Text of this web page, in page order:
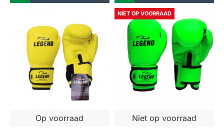
Op voorraad
NIET OP VOORRAAD
Niet op voorraad